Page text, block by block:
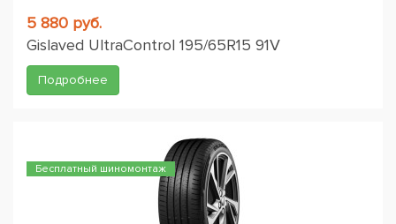
5 880 руб.
Gislaved UltraControl 195/65R15 91V
Подробнее
Бесплатный шиномонтаж